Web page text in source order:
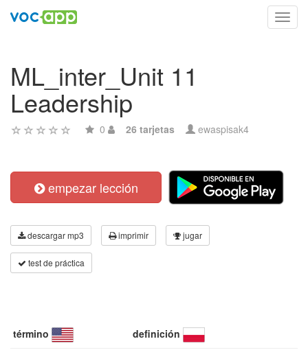
ML_inter_Unit 11
Leadership
0 26 tarjetas ewaspisak4
empezar lección
descargar mp3 imprimir jugar
test de práctica
término definición